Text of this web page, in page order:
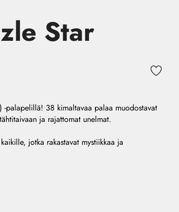
Star
-palapelillä! 38 kimaltavaa palaa muodostavat
ja rajattomat unelmat.
jotka rakastavat mystiikkaa ja